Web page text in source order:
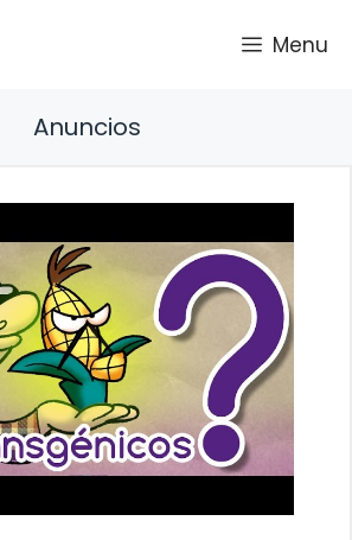
Menu
Anuncios